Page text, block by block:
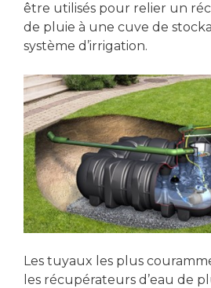
être utilisés pour relier un
de pluie à une cuve de
système d’irrigation.
Les tuyaux les plus
les récupérateurs d’eau de